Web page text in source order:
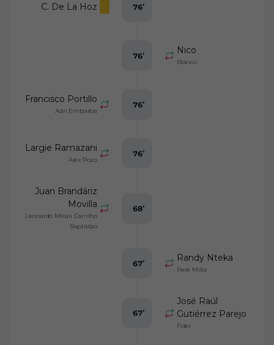
C. De La Hoz 76’
Nico
Blanco
76’
Francisco Portillo
Adri Embarba
76’
Largie Ramazani
Alex Pozo
76’
Juan Brandáriz
Movilla
Leonardo Micali Carrilho
Baptistão
68’
Randy Nteka
Pere Milla
67’
José Raúl
Gutiérrez Parejo
Fidel
67’